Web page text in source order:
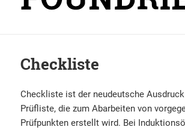
Checkliste
Checkliste ist der neudeutsche
Prüfliste, die zum Abarbeiten von
Prüfpunkten erstellt wird. Bei